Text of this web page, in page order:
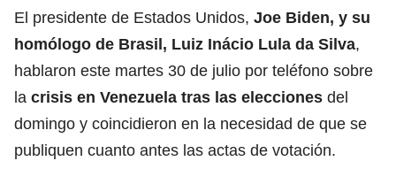
El presidente de Estados Unidos, Joe Biden, y su
homólogo de Brasil, Luiz Inácio Lula da Silva,
hablaron este martes 30 de julio por teléfono sobre
la crisis en Venezuela tras las elecciones del
domingo y coincidieron en la necesidad de que se
publiquen cuanto antes las actas de votación.